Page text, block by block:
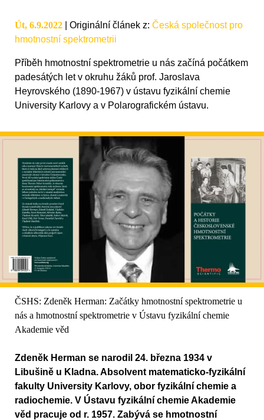
Út, 6.9.2022 Originální článek z: Česká společnost pro
hmotnostní spektrometrii
Příběh hmotnostní spektrometrie u nás začíná počátkem
padesátých let v okruhu žáků prof. Jaroslava
Heyrovského (1890-1967) v ústavu fyzikální chemie
University Karlovy a v Polarografickém ústavu.
ČSHS: Zdeněk Herman: Začátky hmotnostní spektrometrie u
nás a hmotnostní spektrometrie v Ústavu fyzikální chemie
Akademie věd
Zdeněk Herman se narodil 24. března 1934 v
Libušině u Kladna. Absolvent matematicko-fyzikální
fakulty University Karlovy, obor fyzikální chemie a
radiochemie. V Ústavu fyzikální chemie Akademie
věd pracuje od r. 1957. Zabývá se hmotnostní